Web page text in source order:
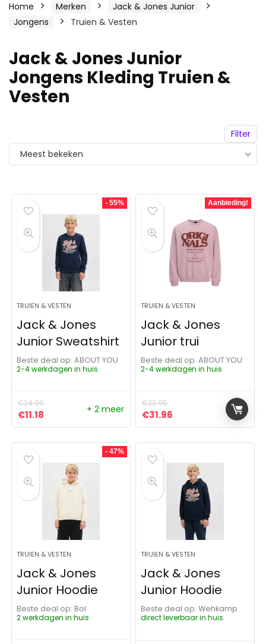
Home Merken
Jack & Jones Junior
Jongens
Truien & Vesten
Jack & Jones Junior
Jongens Kleding Truien &
Vesten
Filter
Meest bekeken
- 55%
TRUIEN & VESTEN
Jack & Jones
Junior Sweatshirt
Beste deal op:
ABOUT YOU
2-4 werkdagen in huis
€24.99
Oorspronkelijke prijs was: €24.99.
€11.18 Huidige prijs is: €11.18.
+ 2 meer
Aanbieding!
TRUIEN & VESTEN
Jack & Jones
Junior trui
Beste deal op:
ABOUT YOU
2-4 werkdagen in huis
€23.95
Oorspronkelijke prijs was:
€31.96 Huidige prijs is:
- 47%
TRUIEN & VESTEN
Jack & Jones
Junior Hoodie
Beste deal op:
Bol
2 werkdagen in huis
TRUIEN & VESTEN
Jack & Jones
Junior Hoodie
Beste deal op:
Wehkamp
direct leverbaar in huis